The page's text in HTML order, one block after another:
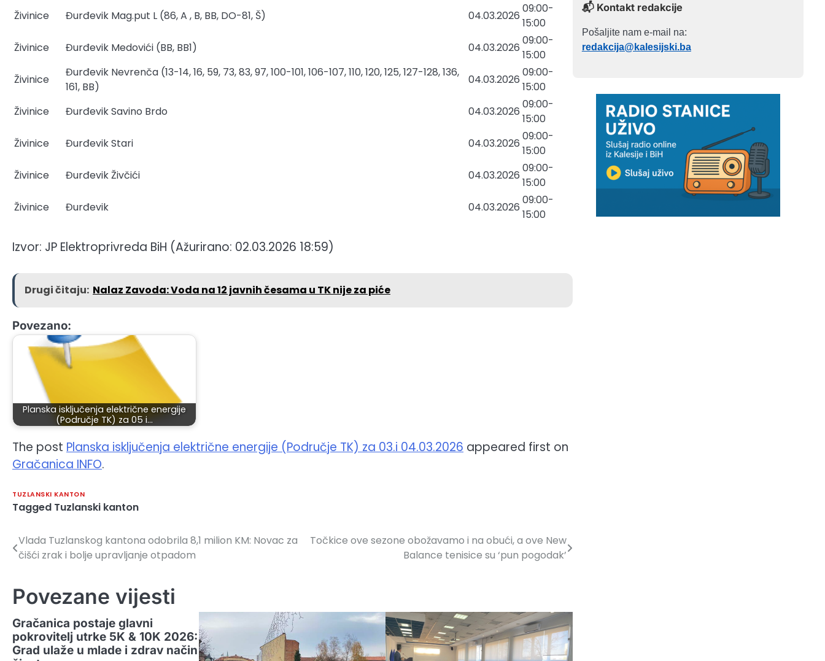
Živinice
Đurđevik Mag.put L (86, A , B, BB, DO-81, Š) 04.03.2026
09:00-
15:00
Živinice
Đurđevik Medovići (BB, BB1) 04.03.2026
09:00-
15:00
Živinice
Đurđevik Nevrenča (13-14, 16, 59, 73, 83, 97, 100-101, 106-107, 110, 120, 125, 127-128, 136,
161, BB)
04.03.2026
09:00-
15:00
Živinice
Đurđevik Savino Brdo 04.03.2026
09:00-
15:00
Živinice
Đurđevik Stari 04.03.2026
09:00-
15:00
Živinice
Đurđevik Živčići 04.03.2026
09:00-
15:00
Živinice
Đurđevik 04.03.2026
09:00-
15:00
Izvor: JP Elektroprivreda BiH (Ažurirano: 02.03.2026 18:59)
Drugi čitaju: Nalaz Zavoda: Voda na 12 javnih česama u TK nije za piće
Povezano:
Planska isključenja električne energije
(Područje TK) za 05 i…
The post Planska isključenja električne energije (Područje TK) za 03.i 04.03.2026 appeared first on
Gračanica INFO.
TUZLANSKI KANTON
Tagged Tuzlanski kanton
Navigacija
Vlada Tuzlanskog kantona odobrila 8,1 milion KM: Novac za
čišći zrak i bolje upravljanje otpadom
Točkice ove sezone obožavamo i na obući, a ove New
Balance tenisice su ‘pun pogodak’
Povezane vijesti
Gračanica postaje glavni
pokrovitelj utrke 5K & 10K 2026:
Grad ulaže u mlade i zdrav način
📬 Kontakt redakcije
Pošaljite nam e-mail na:
redakcija@kalesijski.ba